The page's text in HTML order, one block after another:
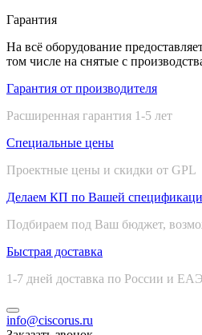
Гарантия
На всё оборудование
том числе на снятые с
Гарантия от производителя
Расширенная гарантия 1-5 лет
Специальные цены
Проектные цены и скидки от GPL
Делаем КП по Вашей
Подбираем под Ваш бюджет,
Быстрая доставка
1-7 дней доставка по России и
info@ciscorus.ru